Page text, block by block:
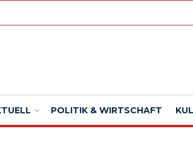
POLITIK & WIRTSCHAFT